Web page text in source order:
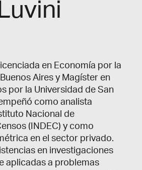
en Economía por la
Aires y Magíster en
por la Universidad de San
como analista
Nacional de
(INDEC) y como
en el sector privado.
en investigaciones
aplicadas a problemas